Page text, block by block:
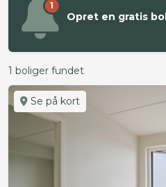
1
Opret en gratis
1 boliger fundet
Se på kort